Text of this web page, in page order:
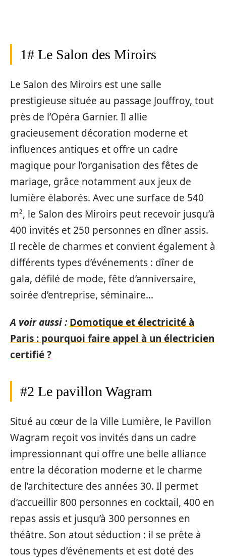
1# Le Salon des Miroirs
Le Salon des Miroirs est une salle
prestigieuse située au passage Jouffroy, tout
près de l’Opéra Garnier. Il allie
gracieusement décoration moderne et
influences antiques et offre un cadre
magique pour l’organisation des fêtes de
mariage, grâce notamment aux jeux de
lumière élaborés. Avec une surface de 540
m², le Salon des Miroirs peut recevoir jusqu’à
400 invités et 250 personnes en dîner assis.
Il recèle de charmes et convient également à
différents types d’événements : dîner de
gala, défilé de mode, fête d’anniversaire,
soirée d’entreprise, séminaire…
A voir aussi : Domotique et électricité à
Paris : pourquoi faire appel à un électricien
certifié ?
#2 Le pavillon Wagram
Situé au cœur de la Ville Lumière, le Pavillon
Wagram reçoit vos invités dans un cadre
impressionnant qui offre une belle alliance
entre la décoration moderne et le charme
de l’architecture des années 30. Il permet
d’accueillir 800 personnes en cocktail, 400 en
repas assis et jusqu’à 300 personnes en
théâtre. Son atout séduction : il se prête à
tous types d’événements et est doté des